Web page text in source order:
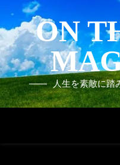
ON
人生を素敵に踏